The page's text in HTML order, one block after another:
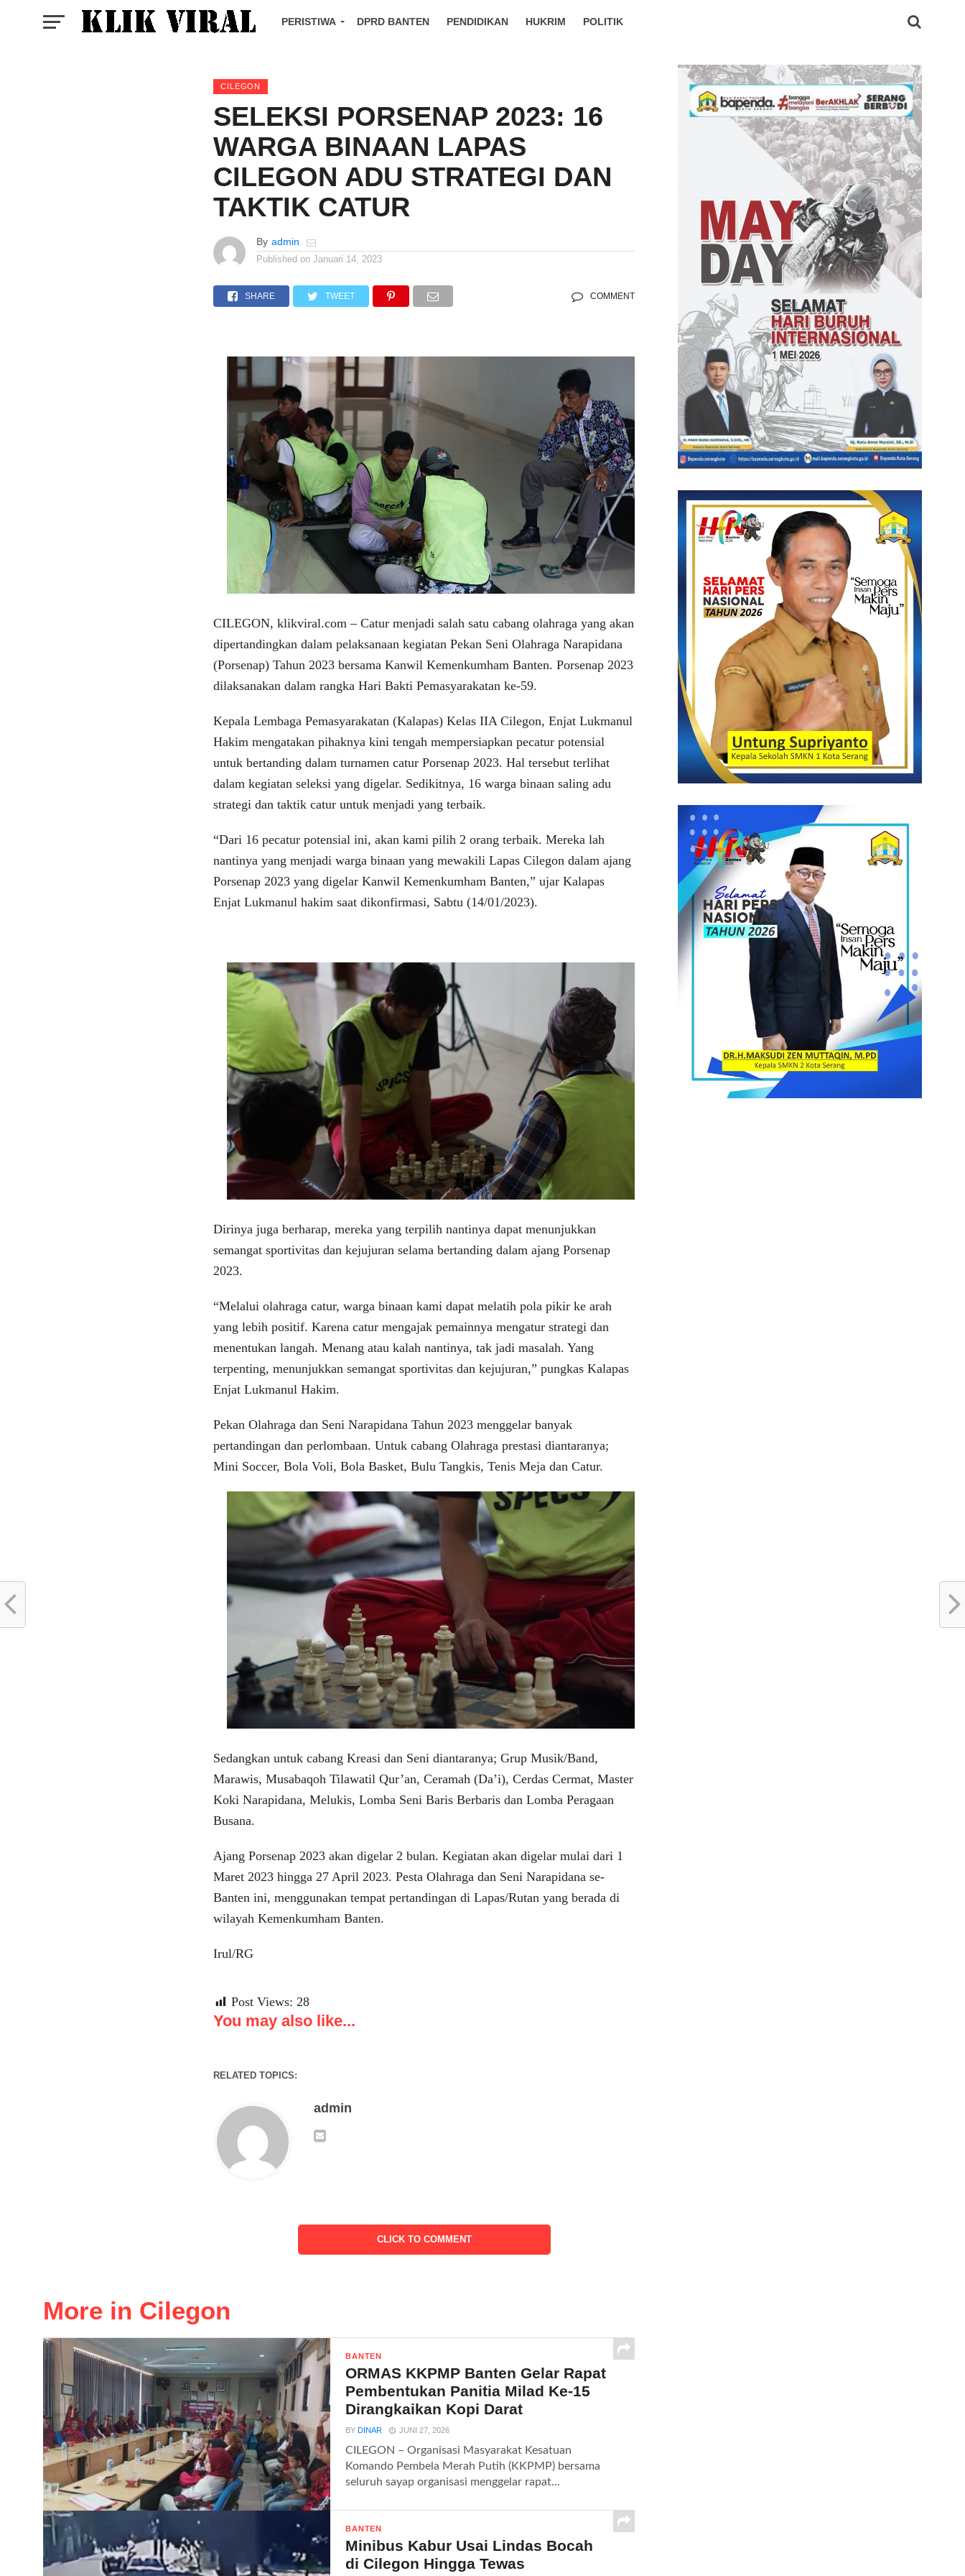
PERISTIWA DPRD BANTEN PENDIDIKAN HUKRIM POLITIK
CILEGON
SELEKSI PORSENAP 2023: 16
WARGA BINAAN LAPAS
CILEGON ADU STRATEGI DAN
TAKTIK CATUR
By admin
Published on Januari 14, 2023
SHARE TWEET COMMENT
CILEGON, klikviral.com – Catur menjadi salah satu cabang olahraga yang akan
dipertandingkan dalam pelaksanaan kegiatan Pekan Seni Olahraga Narapidana
(Porsenap) Tahun 2023 bersama Kanwil Kemenkumham Banten. Porsenap 2023
dilaksanakan dalam rangka Hari Bakti Pemasyarakatan ke-59.
Kepala Lembaga Pemasyarakatan (Kalapas) Kelas IIA Cilegon, Enjat Lukmanul
Hakim mengatakan pihaknya kini tengah mempersiapkan pecatur potensial
untuk bertanding dalam turnamen catur Porsenap 2023. Hal tersebut terlihat
dalam kegiatan seleksi yang digelar. Sedikitnya, 16 warga binaan saling adu
strategi dan taktik catur untuk menjadi yang terbaik.
“Dari 16 pecatur potensial ini, akan kami pilih 2 orang terbaik. Mereka lah
nantinya yang menjadi warga binaan yang mewakili Lapas Cilegon dalam ajang
Porsenap 2023 yang digelar Kanwil Kemenkumham Banten,” ujar Kalapas
Enjat Lukmanul hakim saat dikonfirmasi, Sabtu (14/01/2023).
Dirinya juga berharap, mereka yang terpilih nantinya dapat menunjukkan
semangat sportivitas dan kejujuran selama bertanding dalam ajang Porsenap
2023.
“Melalui olahraga catur, warga binaan kami dapat melatih pola pikir ke arah
yang lebih positif. Karena catur mengajak pemainnya mengatur strategi dan
menentukan langah. Menang atau kalah nantinya, tak jadi masalah. Yang
terpenting, menunjukkan semangat sportivitas dan kejujuran,” pungkas Kalapas
Enjat Lukmanul Hakim.
Pekan Olahraga dan Seni Narapidana Tahun 2023 menggelar banyak
pertandingan dan perlombaan. Untuk cabang Olahraga prestasi diantaranya;
Mini Soccer, Bola Voli, Bola Basket, Bulu Tangkis, Tenis Meja dan Catur.
Sedangkan untuk cabang Kreasi dan Seni diantaranya; Grup Musik/Band,
Marawis, Musabaqoh Tilawatil Qur’an, Ceramah (Da’i), Cerdas Cermat, Master
Koki Narapidana, Melukis, Lomba Seni Baris Berbaris dan Lomba Peragaan
Busana.
Ajang Porsenap 2023 akan digelar 2 bulan. Kegiatan akan digelar mulai dari 1
Maret 2023 hingga 27 April 2023. Pesta Olahraga dan Seni Narapidana se-
Banten ini, menggunakan tempat pertandingan di Lapas/Rutan yang berada di
wilayah Kemenkumham Banten.
Irul/RG
Post Views: 28
You may also like...
RELATED TOPICS:
admin
CLICK TO COMMENT
More in Cilegon
BANTEN
ORMAS KKPMP Banten Gelar Rapat
Pembentukan Panitia Milad Ke-15
Dirangkaikan Kopi Darat
BYDINAR JUNI 27, 2026
CILEGON – Organisasi Masyarakat Kesatuan
Komando Pembela Merah Putih (KKPMP) bersama
seluruh sayap organisasi menggelar rapat...
BANTEN
Minibus Kabur Usai Lindas Bocah
di Cilegon Hingga Tewas